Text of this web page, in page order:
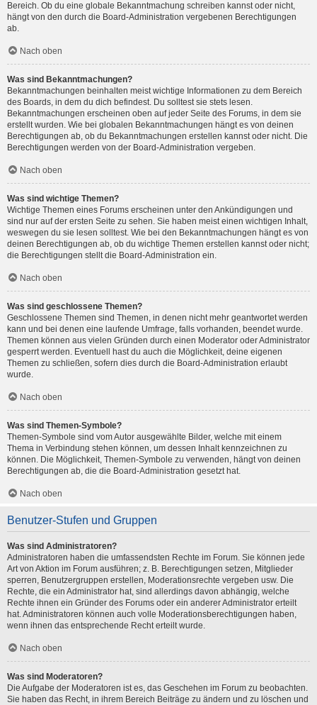
Bereich. Ob du eine globale Bekanntmachung schreiben kannst oder nicht,
hängt von den durch die Board-Administration vergebenen Berechtigungen
ab.
Nach oben
Was sind Bekanntmachungen?
Bekanntmachungen beinhalten meist wichtige Informationen zu dem Bereich
des Boards, in dem du dich befindest. Du solltest sie stets lesen.
Bekanntmachungen erscheinen oben auf jeder Seite des Forums, in dem sie
erstellt wurden. Wie bei globalen Bekanntmachungen hängt es von deinen
Berechtigungen ab, ob du Bekanntmachungen erstellen kannst oder nicht. Die
Berechtigungen werden von der Board-Administration vergeben.
Nach oben
Was sind wichtige Themen?
Wichtige Themen eines Forums erscheinen unter den Ankündigungen und
sind nur auf der ersten Seite zu sehen. Sie haben meist einen wichtigen Inhalt,
weswegen du sie lesen solltest. Wie bei den Bekanntmachungen hängt es von
deinen Berechtigungen ab, ob du wichtige Themen erstellen kannst oder nicht;
die Berechtigungen stellt die Board-Administration ein.
Nach oben
Was sind geschlossene Themen?
Geschlossene Themen sind Themen, in denen nicht mehr geantwortet werden
kann und bei denen eine laufende Umfrage, falls vorhanden, beendet wurde.
Themen können aus vielen Gründen durch einen Moderator oder Administrator
gesperrt werden. Eventuell hast du auch die Möglichkeit, deine eigenen
Themen zu schließen, sofern dies durch die Board-Administration erlaubt
wurde.
Nach oben
Was sind Themen-Symbole?
Themen-Symbole sind vom Autor ausgewählte Bilder, welche mit einem
Thema in Verbindung stehen können, um dessen Inhalt kennzeichnen zu
können. Die Möglichkeit, Themen-Symbole zu verwenden, hängt von deinen
Berechtigungen ab, die die Board-Administration gesetzt hat.
Nach oben
Benutzer-Stufen und Gruppen
Was sind Administratoren?
Administratoren haben die umfassendsten Rechte im Forum. Sie können jede
Art von Aktion im Forum ausführen; z. B. Berechtigungen setzen, Mitglieder
sperren, Benutzergruppen erstellen, Moderationsrechte vergeben usw. Die
Rechte, die ein Administrator hat, sind allerdings davon abhängig, welche
Rechte ihnen ein Gründer des Forums oder ein anderer Administrator erteilt
hat. Administratoren können auch volle Moderationsberechtigungen haben,
wenn ihnen das entsprechende Recht erteilt wurde.
Nach oben
Was sind Moderatoren?
Die Aufgabe der Moderatoren ist es, das Geschehen im Forum zu beobachten.
Sie haben das Recht, in ihrem Bereich Beiträge zu ändern und zu löschen und